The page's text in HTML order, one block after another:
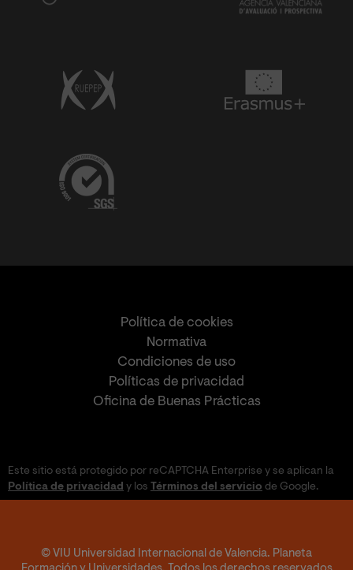
Política de cookies
Normativa
Condiciones de uso
Políticas de privacidad
Oficina de Buenas Prácticas
Este sitio está protegido por reCAPTCHA Enterprise y se aplican la
Política de privacidad y los Términos del servicio de Google.
© VIU Universidad Internacional de Valencia. Planeta